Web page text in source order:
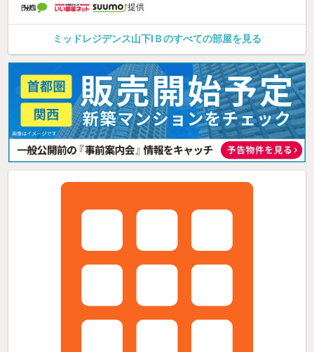
提供
ミッドレジデンス山下IＢのすべての部屋を見る